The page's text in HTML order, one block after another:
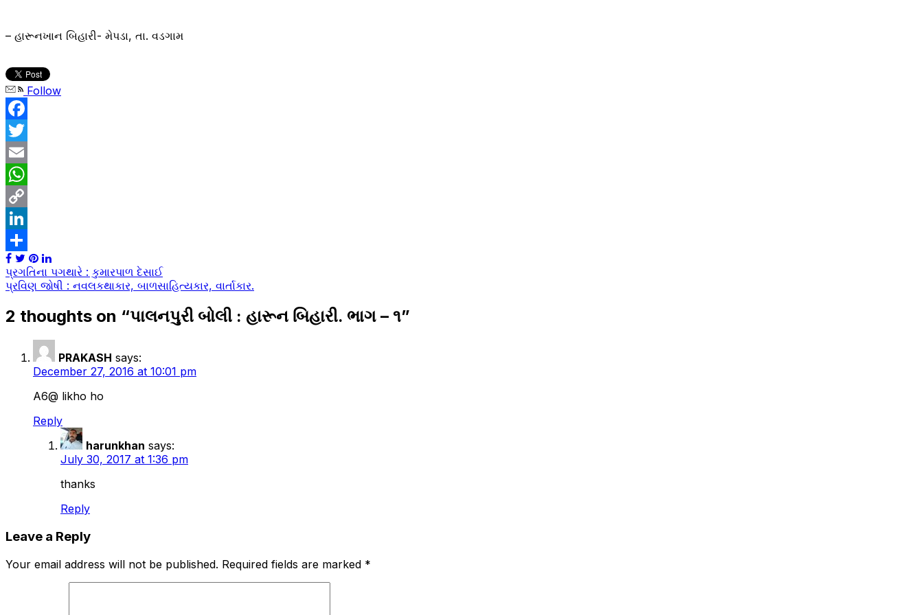
– હારૂનખાન બિહારી- મેપડા, તા. વડગામ
Follow
Facebook
Twitter
Email
WhatsApp
Copy
Link
LinkedIn
Share
Post
navigation
પ્રગતિના પગથારે : કુમારપાળ દેસાઈ
પ્રવિણ જોષી : નવલકથાકાર, બાળસાહિત્યકાર, વાર્તાકાર.
2 thoughts on “પાલનપુરી બોલી : હારૂન બિહારી. ભાગ – ૧”
PRAKASH says:
December 27, 2016 at 10:01 pm
A6@ likho ho
Reply
harunkhan says:
July 30, 2017 at 1:36 pm
thanks
Reply
Leave a Reply
Your email address will not be published. Required fields are marked *